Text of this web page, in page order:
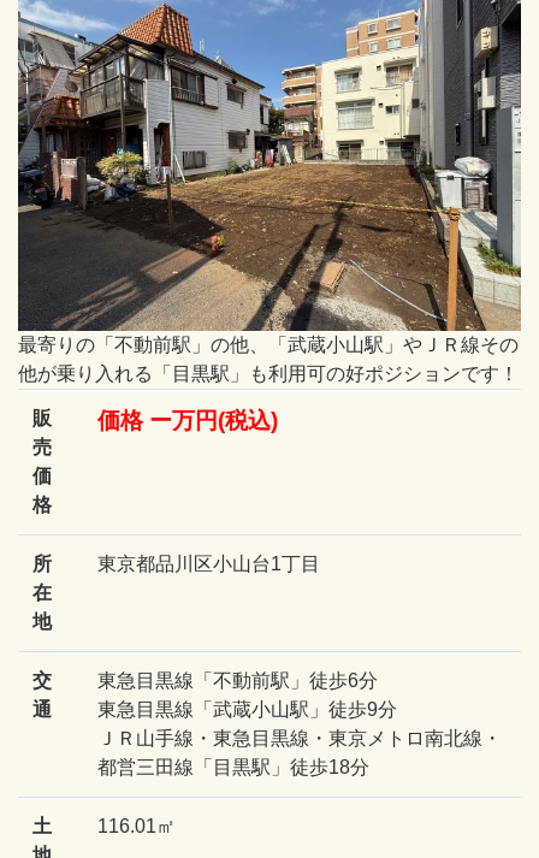
最寄りの「不動前駅」の他、「武蔵小山駅」やＪＲ線その
他が乗り入れる「目黒駅」も利用可の好ポジションです！
販
売
価
格
価格 ー万円(税込)
所
在
地
東京都品川区小山台1丁目
交
通
東急目黒線「不動前駅」徒歩6分
東急目黒線「武蔵小山駅」徒歩9分
ＪＲ山手線・東急目黒線・東京メトロ南北線・
都営三田線「目黒駅」徒歩18分
土
116.01㎡